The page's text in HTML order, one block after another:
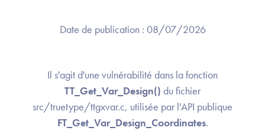
Date de publication : 08/07/2026
Il s'agit d'une vulnérabilité dans la fonction
TT_Get_Var_Design() du fichier
src/truetype/ttgxvar.c, utilisée par l'API publique
FT_Get_Var_Design_Coordinates.